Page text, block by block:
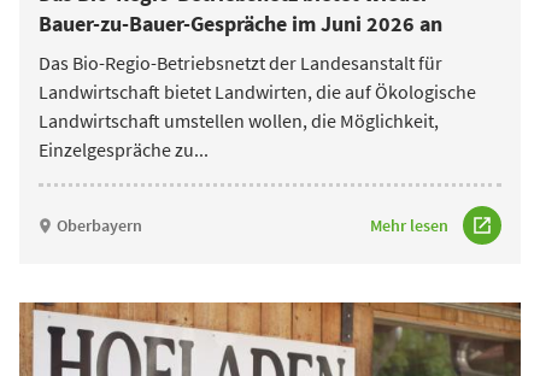
Bauer-zu-Bauer-Gespräche im Juni 2026 an
Das Bio-Regio-Betriebsnetzt der Landesanstalt für
Landwirtschaft bietet Landwirten, die auf Ökologische
Landwirtschaft umstellen wollen, die Möglichkeit,
Einzelgespräche zu...
Oberbayern Mehr lesen